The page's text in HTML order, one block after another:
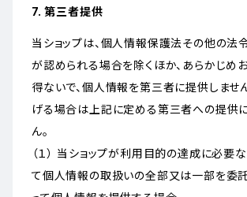
7. 第三者提供
当ショップは、個人情報保護法その他の法
が認められる場合を除くほか、あらかじめ
得ないで、個人情報を第三者に提供しませ
げる場合は上記に定める第三者への提供
ん。
（１） 当ショップが利用目的の達成に必要
て個人情報の取扱いの全部又は一部を委